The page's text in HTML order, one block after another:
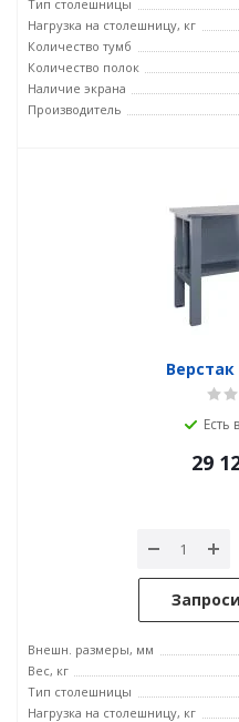
Тип столешницы
Нагрузка на столешницу, кг
Количество тумб
Количество полок
Наличие экрана
Производитель
Верстак
Есть
29
Внешн. размеры, мм
Вес, кг
Тип столешницы
Нагрузка на столешницу, кг